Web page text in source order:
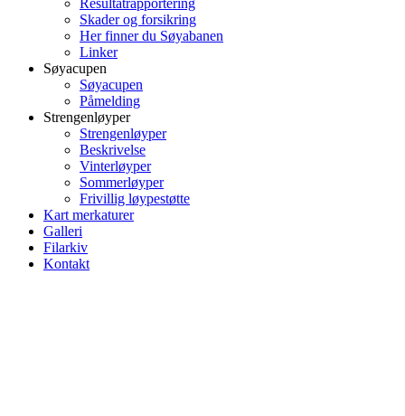
Resultatrapportering
Skader og forsikring
Her finner du Søyabanen
Linker
Søyacupen
Søyacupen
Påmelding
Strengenløyper
Strengenløyper
Beskrivelse
Vinterløyper
Sommerløyper
Frivillig løypestøtte
Kart merkaturer
Galleri
Filarkiv
Kontakt